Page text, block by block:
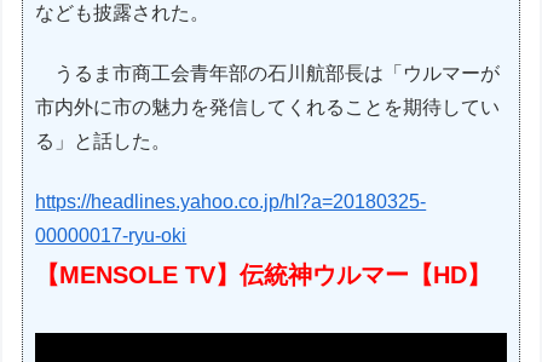
なども披露された。
うるま市商工会青年部の石川航部長は「ウルマーが
市内外に市の魅力を発信してくれることを期待してい
る」と話した。
https://headlines.yahoo.co.jp/hl?a=20180325-
00000017-ryu-oki
【MENSOLE TV】伝統神ウルマー【HD】